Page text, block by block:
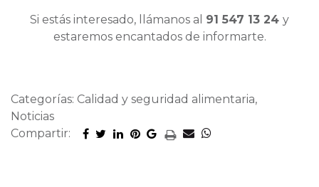
Si estás interesado, llámanos al 91 547 13 24 y
estaremos encantados de informarte.
Categorías: Calidad y seguridad alimentaria,
Noticias
Compartir: